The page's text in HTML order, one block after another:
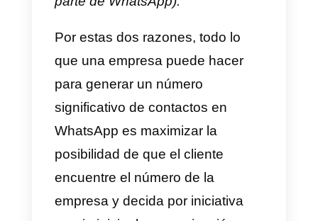
comercio electrónico utilizado
como instrumento delive chat
mientras que en el caso de una
empresa grande el número
deberá ser publicado junto a los
canales de contacto a través de
los cuales el cliente se puede
comunicar con la empresa.